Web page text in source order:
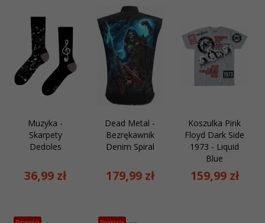
Muzyka -
Skarpety
Dedoles
36,99 zł
Dead Metal -
Bezrękawnik
Denim Spiral
179,99 zł
Koszulka Pink
Floyd Dark Side
1973 - Liquid
Blue
159,99 zł